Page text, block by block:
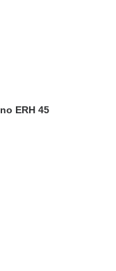
ERH 45